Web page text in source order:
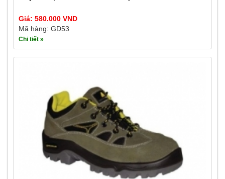
Giá: 580.000 VND
Mã hàng: GD53
Chi tiết »